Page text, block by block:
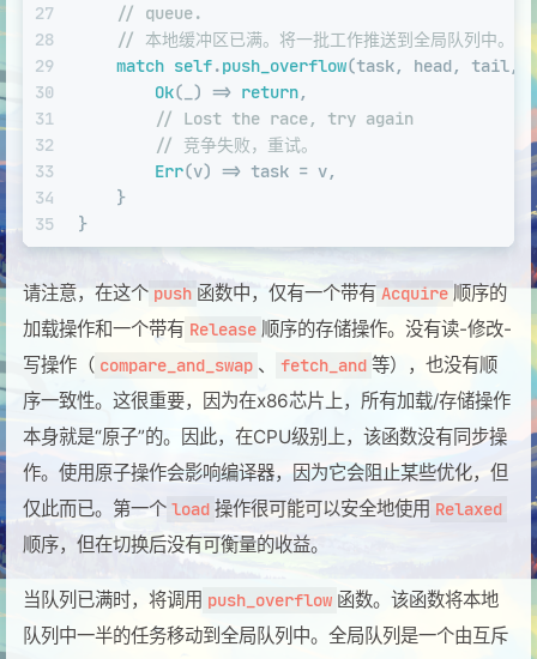
27
28
29
30
31
32
33
34
35
// queue.
// 本地缓冲区已满。将一批工作推送到全局队列中。
match self.push_overflow(task, head, tail,
Ok(_) => return,
// Lost the race, try again
// 竞争失败，重试。
Err(v) => task = v,
    }
}
请注意，在这个 push 函数中，仅有一个带有 Acquire 顺序的
加载操作和一个带有 Release 顺序的存储操作。没有读-修改-
写操作（ compare_and_swap 、 fetch_and 等），也没有顺
序一致性。这很重要，因为在x86芯片上，所有加载/存储操作
本身就是“原子”的。因此，在CPU级别上，该函数没有同步操
作。使用原子操作会影响编译器，因为它会阻止某些优化，但
仅此而已。第一个 load 操作很可能可以安全地使用 Relaxed
顺序，但在切换后没有可衡量的收益。
当队列已满时，将调用 push_overflow 函数。该函数将本地
队列中一半的任务移动到全局队列中。全局队列是一个由互斥